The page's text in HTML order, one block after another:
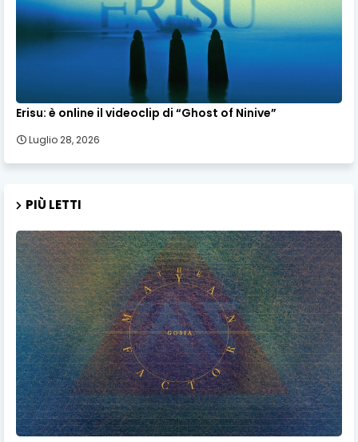
Erisu: è online il videoclip di “Ghost of Ninive”
Luglio 28, 2026
PIÙ LETTI